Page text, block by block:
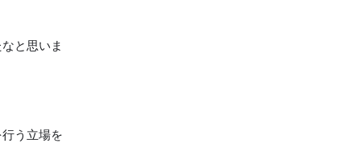
と思いま
う立場を